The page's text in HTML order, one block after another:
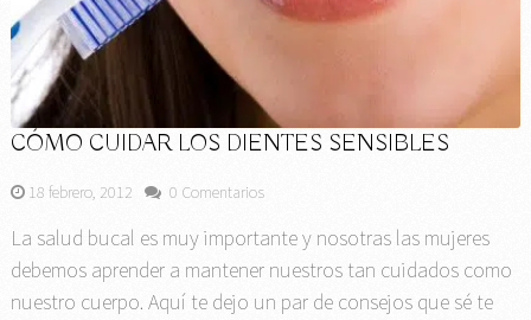
CÓMO CUIDAR LOS DIENTES SENSIBLES
18 febrero, 2012 0 Comentarios
La salud bucal es muy importante y nosotras las mujeres
debemos aprender a mantener nuestros tan cuidados como
nuestro cuerpo. Aquí te dejo un par de consejos que sé te